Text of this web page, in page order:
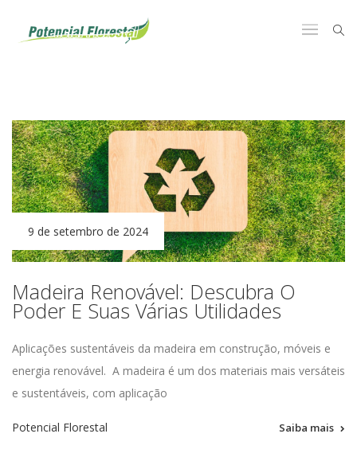
9 de setembro de 2024
Madeira Renovável: Descubra O
Poder E Suas Várias Utilidades
Aplicações sustentáveis da madeira em construção, móveis e
energia renovável. A madeira é um dos materiais mais versáteis
e sustentáveis, com aplicação
Potencial Florestal Saiba mais